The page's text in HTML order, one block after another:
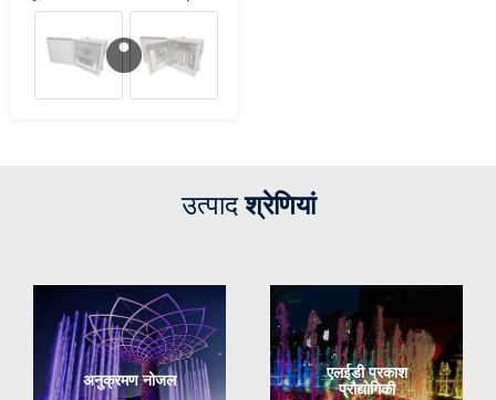
उत्पादश्रेणियां
अनुक्रमण नोजल
एलईडी प्रकाश
प्रौद्योगिकी